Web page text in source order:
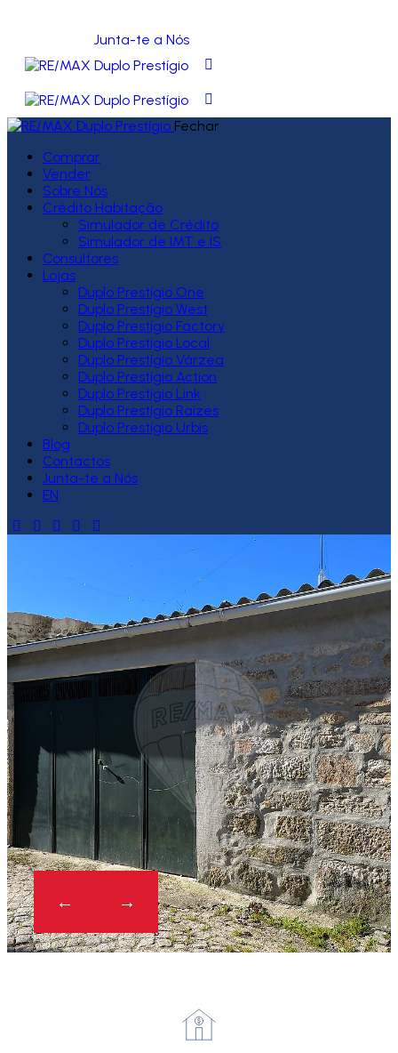
Junta-te a Nós
Fechar
Comprar
Vender
Sobre Nós
Crédito Habitação
Simulador de Crédito
Simulador de IMT e IS
Consultores
Lojas
Duplo Prestígio One
Duplo Prestígio West
Duplo Prestígio Factory
Duplo Prestígio Local
Duplo Prestígio Várzea
Duplo Prestígio Action
Duplo Prestígio Link
Duplo Prestígio Raízes
Duplo Prestígio Urbis
Blog
Contactos
Junta-te a Nós
EN